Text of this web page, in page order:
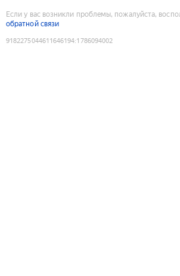
Если у вас возникли проблемы, пожалуйста,
обратной связи
9182275044611646194:1786094002